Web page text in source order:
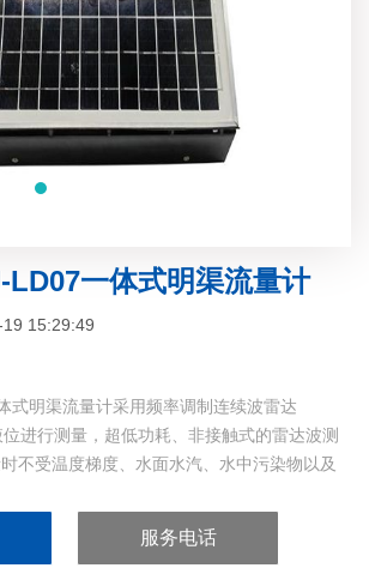
LD07一体式明渠流量计
15:29:49
式明渠流量计采用频率调制连续波雷达
位进行测量，超低功耗、非接触式的雷达波测
不受温度梯度、水面水汽、水中污染物以及
处理器及无线模组，内置嵌入式软件定制采
服务电话